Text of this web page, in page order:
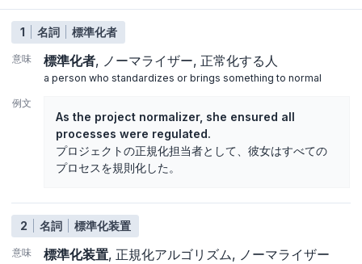
1 名詞 標準化者
意味 標準化者 ノーマライザー 正常化する人
a person who standardizes or brings something to normal
例文
As the project normalizer, she ensured all
processes were regulated.
プロジェクトの正規化担当者として、彼女はすべての
プロセスを規則化した。
2 名詞 標準化装置
意味 標準化装置 正規化アルゴリズム ノーマライザー